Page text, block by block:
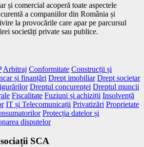
și comercial acoperă toate aspectele
a companiilor din România și
la provocările care apar pe parcursul
societăți private sau publice.
Arbitraj Conformitate Construcții și
și finanțări Drept imobiliar Drept societar
Dreptul concurenței Dreptul muncii
Fiscalitate Fuziuni și achiziții Insolvență
IT și Telecomunicații Privatizări Proprietate
Protecția datelor și
disputelor
SCA